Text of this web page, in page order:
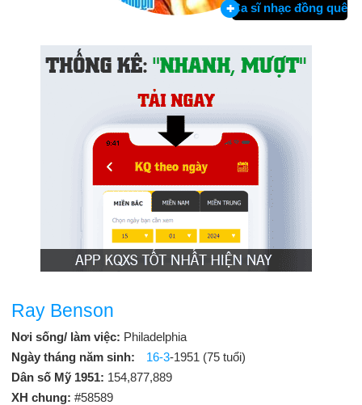
Ca sĩ nhạc đồng quê
Ray Benson
Nơi sống/ làm việc: Philadelphia
Ngày tháng năm sinh:
16-3-1951 (75 tuổi)
Dân số Mỹ 1951: 154,877,889
XH chung: #58589